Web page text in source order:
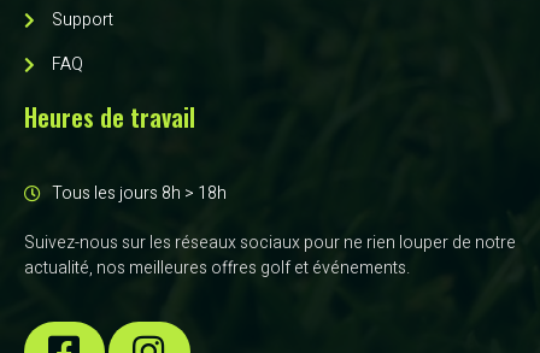
Support
FAQ
Heures de travail
Tous les jours 8h > 18h
Suivez-nous sur les réseaux sociaux pour ne rien louper de notre
actualité, nos meilleures offres golf et événements.